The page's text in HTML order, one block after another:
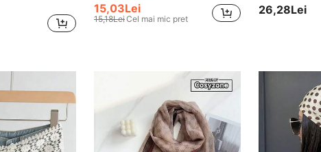
15,03Lei
15,18LeiCel mai mic pret
26,28Lei